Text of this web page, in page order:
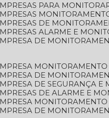
EMPRESAS PARA
EMPRESAS
EMPRESAS DE
EMPRESAS ALARME E
EMPRESA DE
EMPRESA
EMPRESA DE
EMPRESA DE SEGURANÇA
EMPRESAS DE ALARME E
EMPRESA
EMPRESA DE